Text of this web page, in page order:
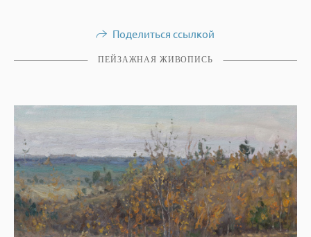
Поделиться ссылкой
ПЕЙЗАЖНАЯ ЖИВОПИСЬ